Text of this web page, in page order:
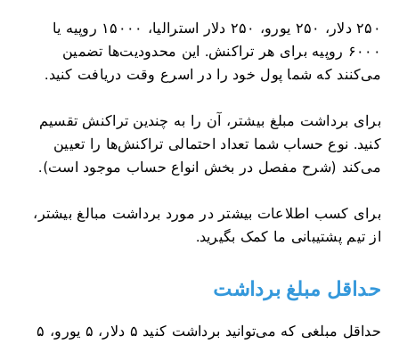
۲۵۰ دلار، ۲۵۰ یورو، ۲۵۰ دلار استرالیا، ۱۵۰۰۰ روپیه یا
۶۰۰۰ روپیه برای هر تراکنش. این محدودیت‌ها تضمین
می‌کنند که شما پول خود را در اسرع وقت دریافت کنید.
برای برداشت مبلغ بیشتر، آن را به چندین تراکنش تقسیم
کنید. نوع حساب شما تعداد احتمالی تراکنش‌ها را تعیین
می‌کند (شرح مفصل در بخش انواع حساب موجود است).
برای کسب اطلاعات بیشتر در مورد برداشت مبالغ بیشتر،
از تیم پشتیبانی ما کمک بگیرید.
حداقل مبلغ برداشت
حداقل مبلغی که می‌توانید برداشت کنید ۵ دلار، ۵ یورو، ۵